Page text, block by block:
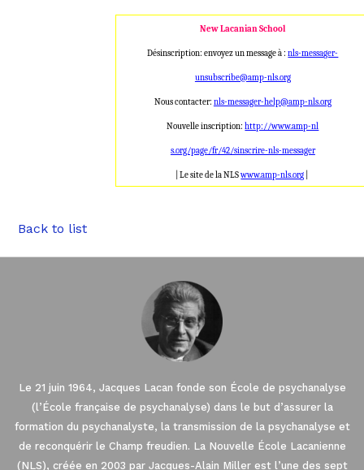
New Lacanian School
Désinscription: envoyez un message à :nls-messager-
unsubscribe@amp-nls.org
Nous contacter: nls-messager-help@amp-nls.org
Nouvelle inscription:http://www.amp-nl
s.org/page/fr/42/sinscrire-nls-messager
| Le site de la NLSwww.amp-nls.org
Back to list
Le 21 juin 1964, Jacques Lacan fonde son École de psychanalyse
(l’École française de psychanalyse) dans le but d’assurer la
formation du psychanalyste, la transmission de la psychanalyse et
de reconquérir le Champ freudien. La Nouvelle École Lacanienne
(NLS), créée en 2003 par Jacques-Alain Miller est l’une des sept